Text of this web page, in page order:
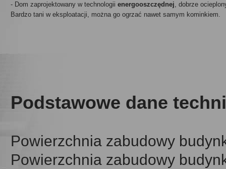
- Dom zaprojektowany w technologiienergooszczędnej, dobrze
Bardzo tani w eksploatacji, można go ogrzać nawet samym kominkiem.
Podstawowe dane
Powierzchnia zabudowy
Powierzchnia zabudowy